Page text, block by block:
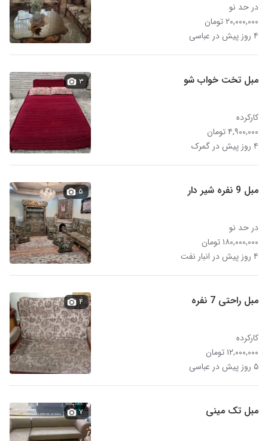
در حد نو
۲۰,۰۰۰,۰۰۰ تومان
۴ روز پیش در عباسی
مبل تخت خواب شو
کارکرده
۴,۹۰۰,۰۰۰ تومان
۴ روز پیش در گمرک
۳
مبل 9 نفره شیر دار
در حد نو
۱۸۰,۰۰۰,۰۰۰ تومان
۴ روز پیش در انبار نفت
۵
مبل راحتی 7 نفره
کارکرده
۱۲,۰۰۰,۰۰۰ تومان
۵ روز پیش در عباسی
۴
مبل تک مینی ۷